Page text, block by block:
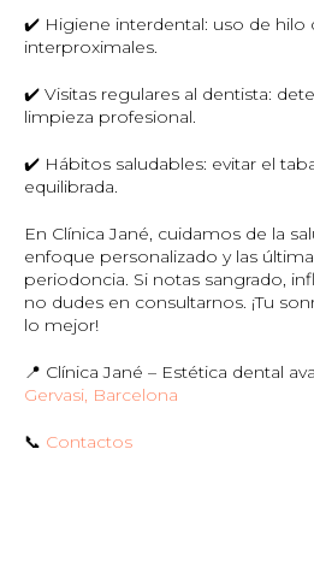
✔️ Higiene interdental: uso de hilo
interproximales.
✔️ Visitas regulares al dentista:
limpieza profesional.
✔️ Hábitos saludables: evitar el
equilibrada.
En Clínica Jané, cuidamos de la
enfoque personalizado y las
periodoncia. Si notas sangrado,
no dudes en consultarnos. ¡Tu
lo mejor!
📍 Clínica Jané – Estética dental
Gervasi, Barcelona
📞 Contactos